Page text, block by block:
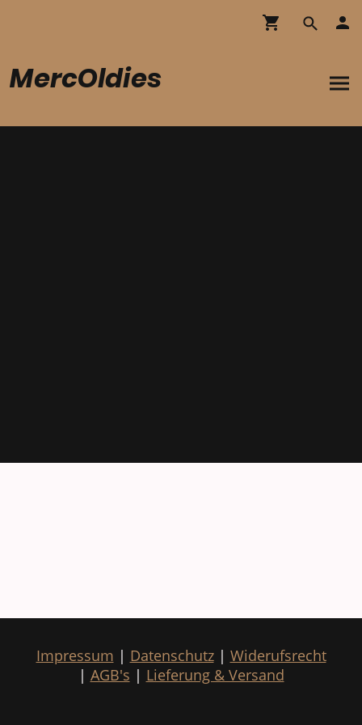
MercOldies
Impressum | Datenschutz| Widerufsrecht
| AGB's | Lieferung & Versand